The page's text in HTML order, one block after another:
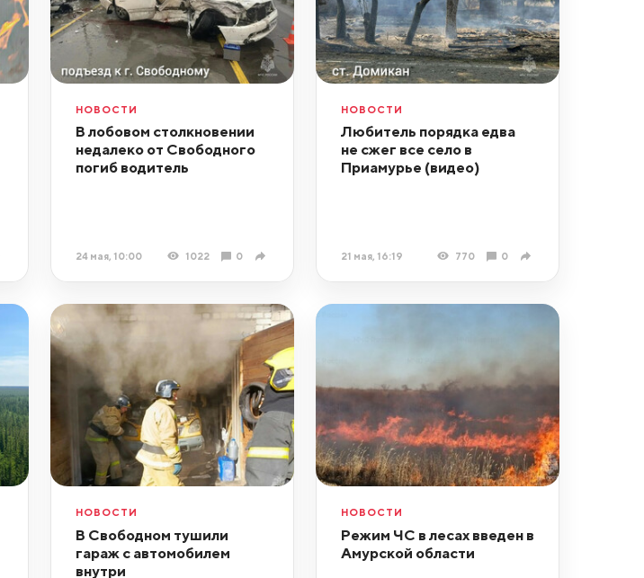
НОВОСТИ
В лобовом столкновении
недалеко от Свободного
погиб водитель
24 мая, 10:00 1022 0
НОВОСТИ
Любитель порядка едва
не сжег все село в
Приамурье (видео)
21 мая, 16:19 770 0
НОВОСТИ
В Свободном тушили
гараж с автомобилем
внутри
НОВОСТИ
Режим ЧС в лесах введен в
Амурской области